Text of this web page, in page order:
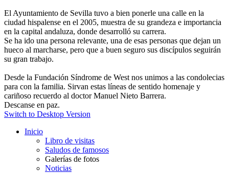
El Ayuntamiento de Sevilla tuvo a bien ponerle una calle en la
ciudad hispalense en el 2005, muestra de su grandeza e importancia
en la capital andaluza, donde desarrolló su carrera.
Se ha ido una persona relevante, una de esas personas que dejan un
hueco al marcharse, pero que a buen seguro sus discípulos seguirán
su gran trabajo.
Desde la Fundación Síndrome de West nos unimos a las condolecias
para con la familia. Sirvan estas líneas de sentido homenaje y
cariñoso recuerdo al doctor Manuel Nieto Barrera.
Descanse en paz.
Switch to Desktop Version
Inicio
Libro de visitas
Saludos de famosos
Galerías de fotos
Noticias